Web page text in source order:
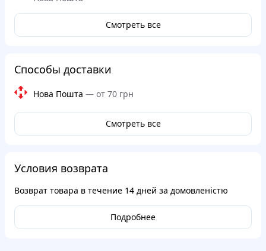
Смотреть все
Способы доставки
Нова Пошта — от 70 грн
Смотреть все
Условия возврата
Возврат товара в течение 14 дней за домовленістю
Подробнее